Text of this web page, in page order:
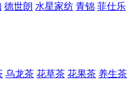
德世朗 水星家纺 青锦 菲仕乐
乌龙茶 花草茶 花果茶 养生茶